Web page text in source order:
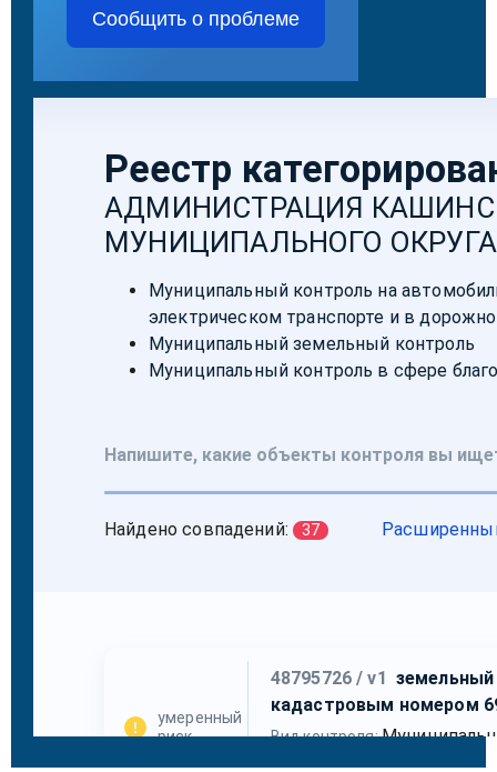
Сообщить о проблеме